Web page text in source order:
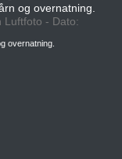
og overnatning.
Luftfoto - Dato:
overnatning.